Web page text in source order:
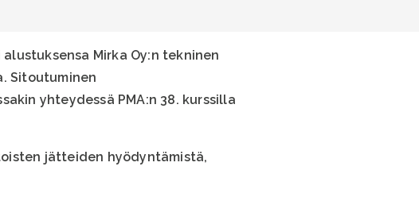
Mirka Oy:n tekninen
Sitoutuminen
yhteydessä PMA:n 38. kurssilla
jätteiden hyödyntämistä,